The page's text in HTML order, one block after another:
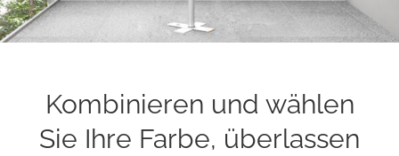
Kombinieren und wählen
Sie Ihre Farbe, überlassen